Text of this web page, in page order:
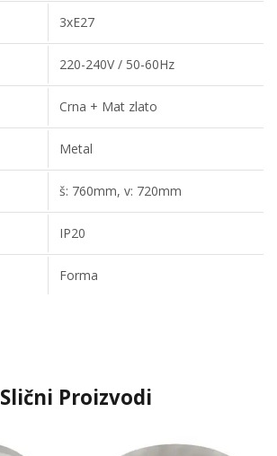
3xE27
220-240V / 50-60Hz
Crna + Mat zlato
Metal
š: 760mm, v: 720mm
IP20
Forma
Slični Proizvodi